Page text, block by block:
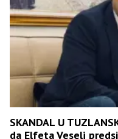
SKANDAL U
da Elfeta Veseli